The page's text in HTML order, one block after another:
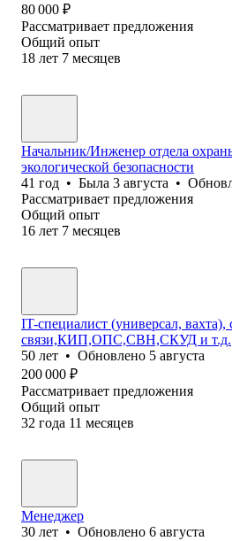
80 000 ₽
Рассматривает предложения
Общий опыт
18 лет 7 месяцев
Начальник/Инженер отдела
экологической безопасности
41 год • Была 3 августа •
Рассматривает предложения
Общий опыт
16 лет 7 месяцев
IT-специалист (универсал,
связи,КИП,ОПС,СВН,СКУД и т.д.
50 лет • Обновлено 5 августа
200 000 ₽
Рассматривает предложения
Общий опыт
32 года 11 месяцев
Менеджер
30 лет • Обновлено 6 августа